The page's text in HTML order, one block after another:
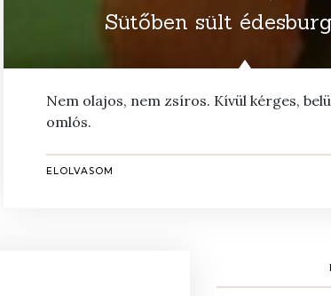
Sütőben sült
Nem olajos, nem zsíros. Kívül kérges,
omlós.
ELOLVASOM